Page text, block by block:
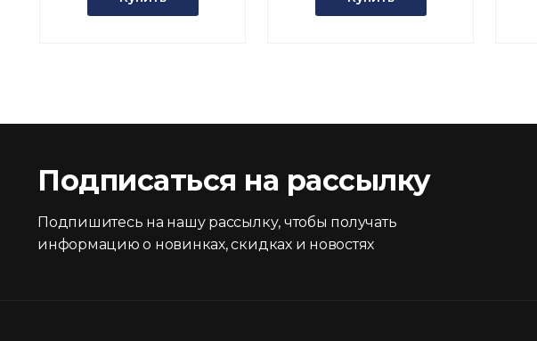
Подписаться на рассылку
Подпишитесь на нашу рассылку, чтобы получать
информацию о новинках, скидках и новостях